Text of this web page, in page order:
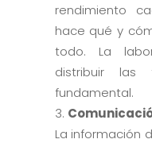
rendimiento
hace qué y
todo. La
distribuir las
fundamental.
La información